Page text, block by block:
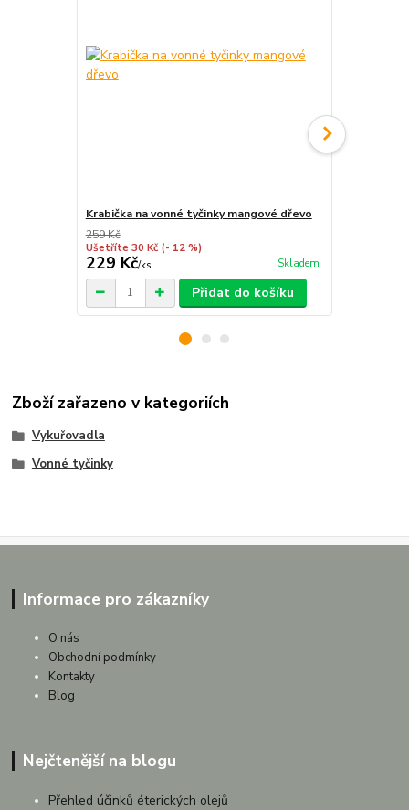
Krabička na vonné tyčinky mangové dřevo
259 Kč
Ušetříte 30 Kč (- 12 %)
229 Kč/ks Skladem
Přidat do košíku
Zboží zařazeno v kategoriích
Vykuřovadla
Vonné tyčinky
Informace pro zákazníky
O nás
Obchodní podmínky
Kontakty
Blog
Nejčtenější na blogu
Přehled účinků éterických olejů